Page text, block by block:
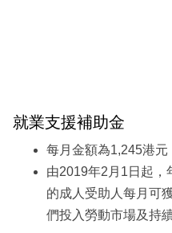
就業支援補助金
每月金額為1,245港元
由2019年2月1日起，
的成人受助人每月可
們投入勞動市場及持